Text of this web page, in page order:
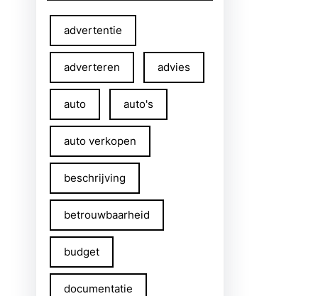
advertentie
adverteren advies
auto auto's
auto verkopen
beschrijving
betrouwbaarheid
budget
documentatie